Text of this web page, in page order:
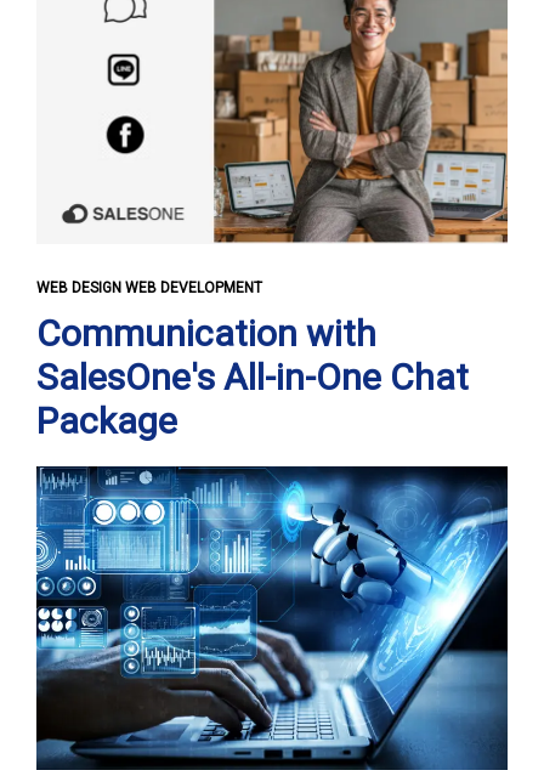
WEB DESIGN WEB DEVELOPMENT
Communication with
SalesOne's All-in-One Chat
Package